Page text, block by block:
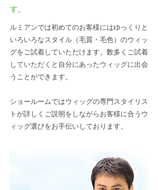
す。
ルミアンでは初めてのお客様にはゆっくりと
いろいろなスタイル（毛質・毛色）のウィッ
グをご試着していただけます。数多くご試着
していただくと自分にあったウィッグに出会
うことができます。
ショールームではウィッグの専門スタイリス
トが詳しくご説明をしながらお客様に合うウ
ィッグ選びをお手伝いしております。